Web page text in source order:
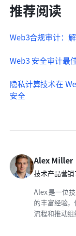
推荐阅读
Web3合规审计：
Web3 安全审计最
隐私计算技术在
安全
Alex Miller
技术产品营销
Alex 是一位
的丰富经验
流程和推动组